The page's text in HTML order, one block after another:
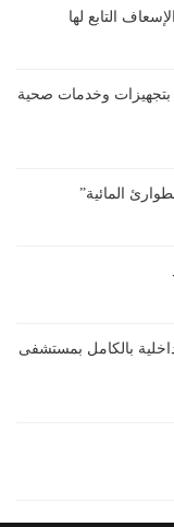
التابع لها
وخدمات صحية
المائية”
بالكامل بمستشفى